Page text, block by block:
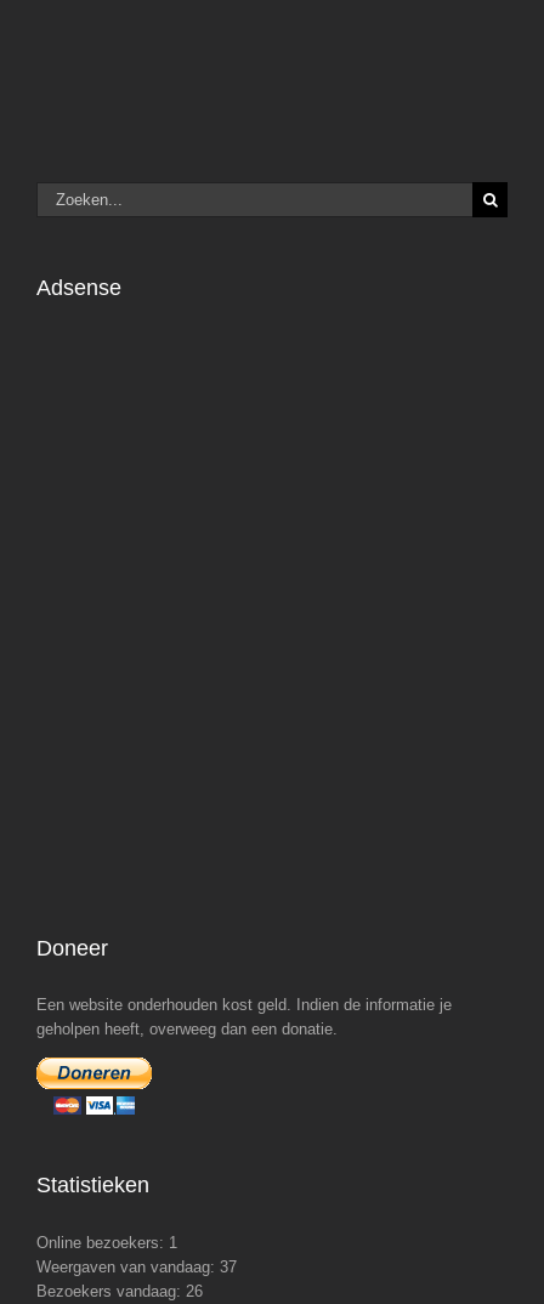
Zoeken
naar:
Adsense
Doneer
Een website onderhouden kost geld. Indien de informatie je
geholpen heeft, overweeg dan een donatie.
Statistieken
Online bezoekers: 1
Weergaven van vandaag: 37
Bezoekers vandaag: 26